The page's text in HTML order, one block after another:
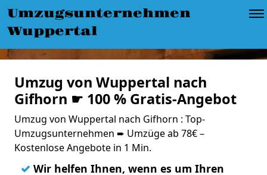
Umzugsunternehmen
Wuppertal
Umzug von Wuppertal nach
Gifhorn ☛ 100 % Gratis-Angebot
Umzug von Wuppertal nach Gifhorn : Top-
Umzugsunternehmen ➨ Umzüge ab 78€ –
Kostenlose Angebote in 1 Min.
✓ Wir helfen Ihnen, wenn es um Ihren